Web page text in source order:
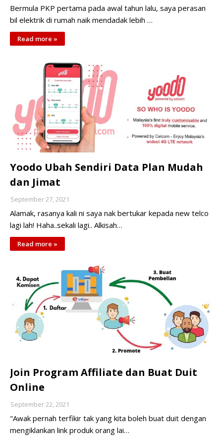
Bermula PKP pertama pada awal tahun lalu, saya perasan
bil elektrik di rumah naik mendadak lebih …
Read more »
Yoodo Ubah Sendiri Data Plan Mudah
dan Jimat
September 27, 2021
Alamak, rasanya kali ni saya nak bertukar kepada new telco
lagi lah! Haha..sekali lagi.. Alkisah…
Read more »
Join Program Affiliate dan Buat Duit
Online
September 22, 2021
"Awak pernah terfikir tak yang kita boleh buat duit dengan
mengiklankan link produk orang lai…